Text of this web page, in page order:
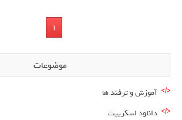
1
موضوعات
آموزش و ترفند ها
دانلود اسکریپت